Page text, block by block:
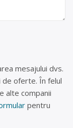
mesajului dvs.
de oferte. În felul
alte companii
pentru